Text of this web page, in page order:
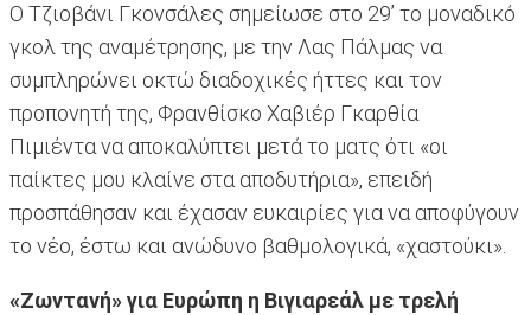
Ο Τζιοβάνι Γκονσάλες σημείωσε στο 29’ το μοναδικό
γκολ της αναμέτρησης, με την Λας Πάλμας να
συμπληρώνει οκτώ διαδοχικές ήττες και τον
προπονητή της, Φρανθίσκο Χαβιέρ Γκαρθία
Πιμιέντα να αποκαλύπτει μετά το ματς ότι «οι
παίκτες μου κλαίνε στα αποδυτήρια», επειδή
προσπάθησαν και έχασαν ευκαιρίες για να αποφύγουν
το νέο, έστω και ανώδυνο βαθμολογικά, «χαστούκι».
«Ζωντανή» για Ευρώπη η Βιγιαρεάλ με τρελή